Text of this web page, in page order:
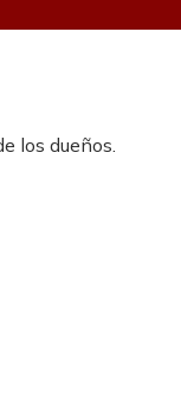
los dueños.